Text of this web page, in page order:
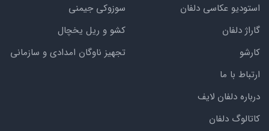
استودیو عکاسی دلفان
گاراژ دلفان
کارشو
ارتباط با ما
درباره دلفان لایف
کاتالوگ دلفان
سوزوکی جیمنی
کشو و ریل یخچال
تجهیز ناوگان امدادی و سازمانی